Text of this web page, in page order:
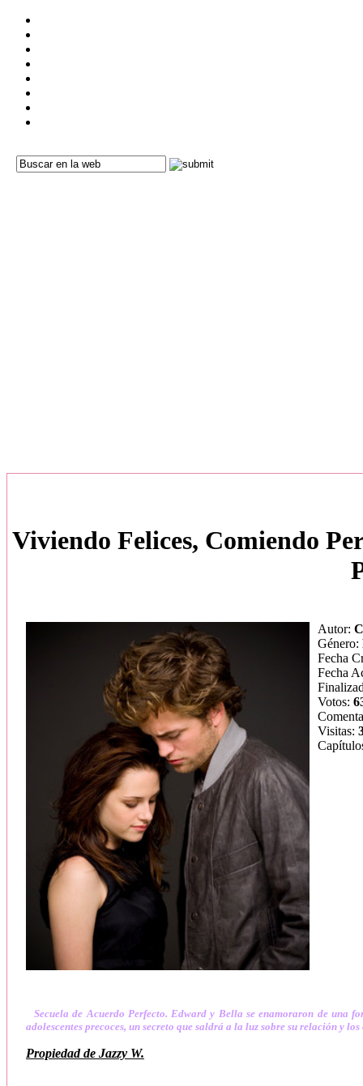
Viviendo Felices, Comiendo
Autor:
Género:
Fecha
Fecha
Votos:
Visitas:
Secuela de Acuerdo Perfecto. Edward y Bella se enamoraron de una
adolescentes precoces, un secreto que saldrá a la luz sobre su relación y
Propiedad de Jazzy W.